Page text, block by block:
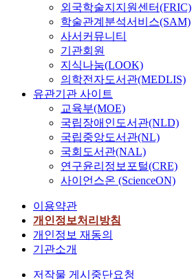
외국학술지지원센터(FRIC)
학술관계분석서비스(SAM)
사서커뮤니티
기관회원
지식나눔(LOOK)
의학전자도서관(MEDLIS)
유관기관 사이트
교육부(MOE)
국립장애인도서관(NLD)
국립중앙도서관(NL)
국회도서관(NAL)
연구윤리정보포털(CRE)
사이언스온 (ScienceON)
이용약관
개인정보처리방침
개인정보 재동의
기관소개
저작물 게시중단요청